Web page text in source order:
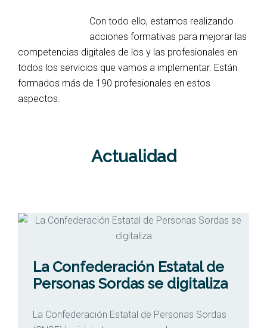
Con todo ello, estamos realizando
acciones formativas para mejorar las
competencias digitales de los y las profesionales en
todos los servicios que vamos a implementar. Están
formados más de 190 profesionales en estos
aspectos.
Actualidad
La Confederación Estatal de
Personas Sordas se digitaliza
La Confederación Estatal de Personas Sordas